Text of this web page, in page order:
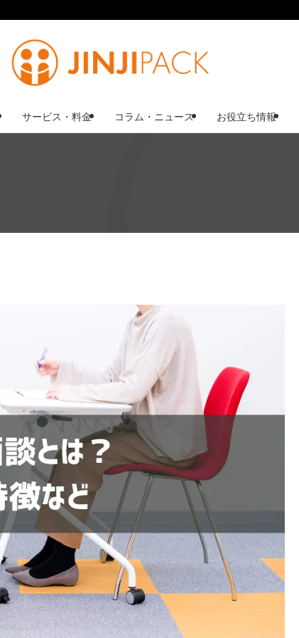
サービス・料金 コラム・ニュース お役立ち情報